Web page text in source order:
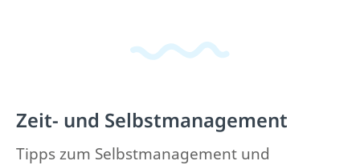
Zeit- und Selbstmanagement
Tipps zum Selbstmanagement und